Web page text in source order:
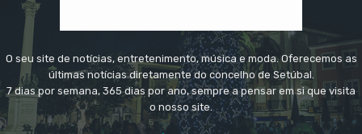
O seu site de notícias, entretenimento, música e moda. Oferecemos as
últimas notícias diretamente do concelho de Setúbal.
7 dias por semana, 365 dias por ano, sempre a pensar em si que visita
o nosso site.